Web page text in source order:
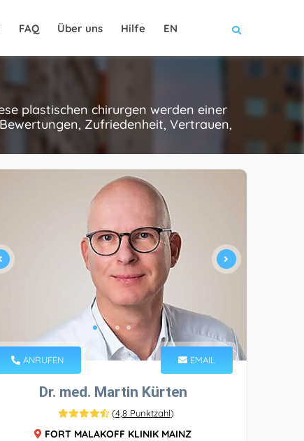
FAQ Über uns Hilfe EN
plastischen chirurgen werden einer
Zufriedenheit, Vertrauen,
ANRUFEN EMAIL
Dr. med. Martin Kürten
(4,8 Punktzahl)
FORT MALAKOFF KLINIK MAINZ